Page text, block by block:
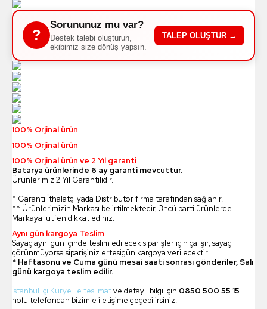
?
Sorununuz mu var?
Destek talebi oluşturun,
ekibimiz size dönüş yapsın.
TALEP OLUŞTUR →
100% Orjinal ürün
100% Orjinal ürün
100% Orjinal ürün ve 2 Yıl garanti
Batarya ürünlerinde 6 ay garanti mevcuttur.
Ürünlerimiz 2 Yıl Garantilidir.
* Garanti İthalatçı yada Distribütör firma tarafından sağlanır.
** Ürünlerimizin Markası belirtilmektedir, 3ncü parti ürünlerde
Markaya lütfen dikkat ediniz.
Aynı gün kargoya Teslim
Sayaç aynı gün içinde teslim edilecek siparişler için çalışır, sayaç
görünmüyorsa siparişiniz ertesigün kargoya verilecektir.
* Haftasonu ve Cuma günü mesai saati sonrası gönderiler, Salı
günü kargoya teslim edilir.
İstanbul içi Kurye ile teslimatve detaylı bilgi için 0850 500 55 15
nolu telefondan bizimle iletişime geçebilirsiniz.